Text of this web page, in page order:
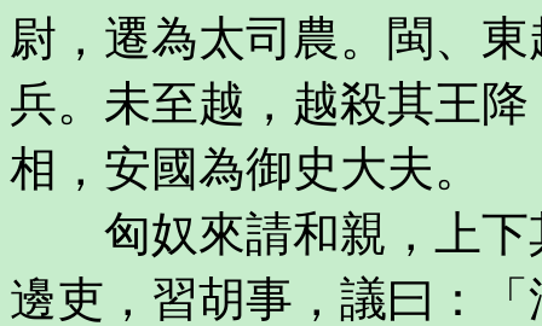
尉，遷為太司農。閩、
兵。未至越，越殺其王
相，安國為御史大夫。
匈奴來請和親，上下
邊吏，習胡事，議曰：